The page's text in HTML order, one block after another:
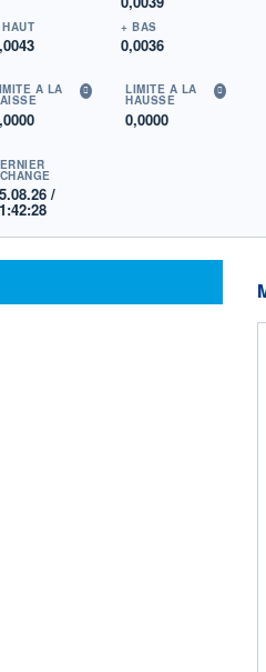
+ BAS
0,0036
À LA LIMITE À LA
HAUSSE
0,0000
/